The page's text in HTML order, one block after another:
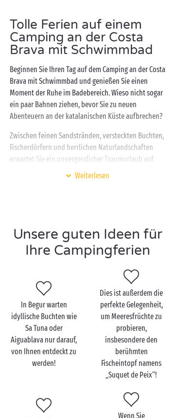
Tolle Ferien auf einem
Camping an der Costa
Brava mit Schwimmbad
Beginnen Sie Ihren Tag auf dem Camping an der Costa
Brava mit Schwimmbad und genießen Sie einen
Moment der Ruhe im Badebereich. Wieso nicht sogar
ein paar Bahnen ziehen, bevor Sie zu neuen
Abenteuern an der katalanischen Küste aufbrechen?
Zwischen feinen Sandstränden, versteckten Buchten,
Fischerdörfern und herrlichen Naturlandschaften
erwartet Sie ein unvergesslicher Traumurlaub auf
einem 4-Sterne-Camping! Beim
Inseln. Ein Must-see während Ihres Aufenthalts!
Wenn Sie inKatalonienein Mobilheim auf einem
genießen Sie mit Sicherheit höchsten Komfort und
einen unbeschwerten Aufenthalt.
Weiterlesen
Unsere guten Ideen für
Ihre Campingferien
In Begur warten
idyllische Buchten wie
Sa Tuna oder
Aiguablava nur darauf,
von Ihnen entdeckt zu
werden!
Dies ist außerdem die
perfekte Gelegenheit,
um Meeresfrüchte zu
probieren,
insbesondere den
berühmten
Fischeintopf namens
„Suquet de Peix“!
Wenn Sie